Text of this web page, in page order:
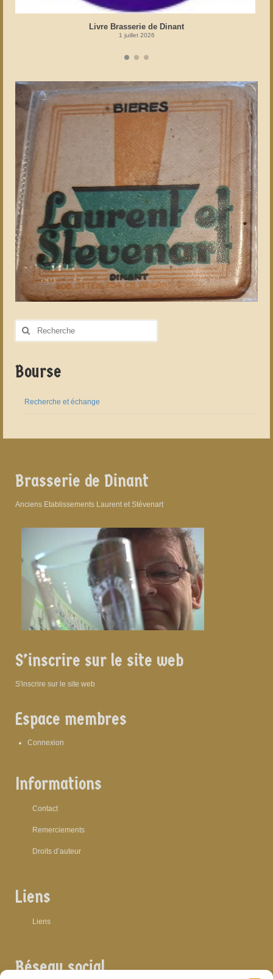
Livre Brasserie de Dinant
1 juillet 2026
Rechercher
Bourse
Recherche et échange
Brasserie de Dinant
Anciens Etablissements Laurent et Stévenart
S’inscrire sur le site web
S'inscrire sur le site web
Espace membres
Connexion
Informations
Contact
Remerciements
Droits d’auteur
Liens
Liens
Réseau social